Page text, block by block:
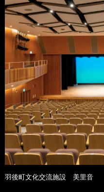
羽後町文化交流施設 美里音